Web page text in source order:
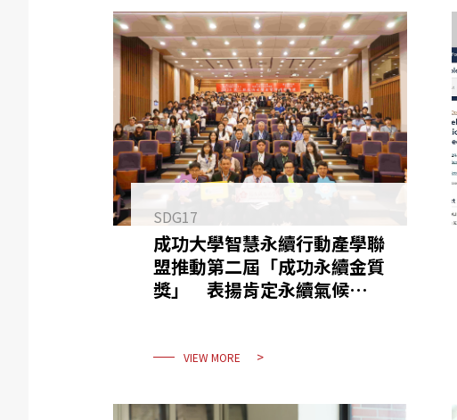
SDG17
成功大學智慧永續行動產學聯
盟推動第二屆「成功永續金質
獎」 表揚肯定永續氣候行動
VIEW MORE